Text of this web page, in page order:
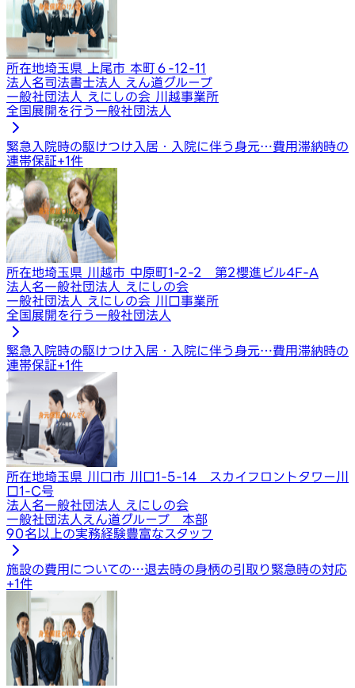
所在地埼玉県 上尾市 本町６-12-11
法人名司法書士法人 えん道グループ
一般社団法人 えにしの会 川越事業所
全国展開を行う一般社団法人
緊急入院時の駆けつけ 入居・入院に伴う身元…費用滞納時の
連帯保証+1件
所在地埼玉県 川越市 中原町1-2-2 第2櫻進ビル4F-A
法人名一般社団法人 えにしの会
一般社団法人 えにしの会 川口事業所
全国展開を行う一般社団法人
緊急入院時の駆けつけ 入居・入院に伴う身元…費用滞納時の
連帯保証+1件
所在地埼玉県 川口市 川口1-5-14 スカイフロントタワー川
口1-C号
法人名一般社団法人 えにしの会
一般社団法人えん道グループ 本部
90名以上の実務経験豊富なスタッフ
施設の費用についての…退去時の身柄の引取り緊急時の対応
+1件